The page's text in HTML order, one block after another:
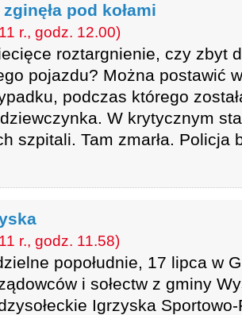
pod kołami
r., godz. 12.00)
roztargnienie, czy zbyt
pojazdu? Można postawić
podczas którego
W krytycznym
szpitali. Tam zmarła. Policja
r., godz. 11.58)
popołudnie, 17 lipca w
i sołectw z gminy
Igrzyska